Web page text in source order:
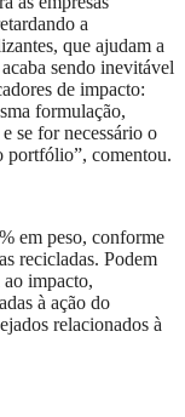
a
que ajudam a
sendo inevitável
de impacto:
formulação,
se for necessário o
portfólio”, comentou.
em peso, conforme
recicladas. Podem
ao impacto,
à ação do
relacionados à